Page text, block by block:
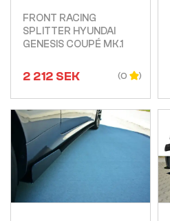
FRONT RACING
SPLITTER HYUNDAI
GENESIS COUPÉ MK.1
2 212 SEK (0
Visa